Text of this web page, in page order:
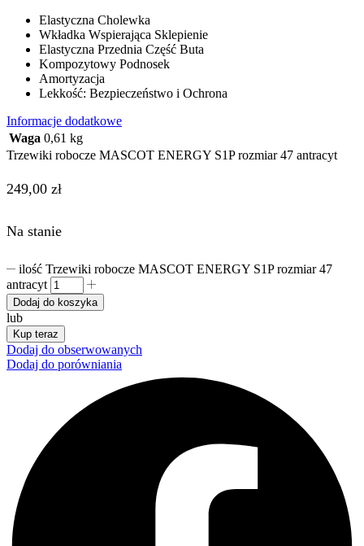
Elastyczna Cholewka
Wkładka Wspierająca Sklepienie
Elastyczna Przednia Część Buta
Kompozytowy Podnosek
Amortyzacja
Lekkość: Bezpieczeństwo i Ochrona
Informacje dodatkowe
Waga 0,61 kg
Trzewiki robocze MASCOT ENERGY S1P rozmiar 47 antracyt
249,00 zł
Na stanie
ilość Trzewiki robocze MASCOT ENERGY S1P rozmiar 47
antracyt
Dodaj do koszyka
lub
Kup teraz
Dodaj do obserwowanych
Dodaj do porówniania